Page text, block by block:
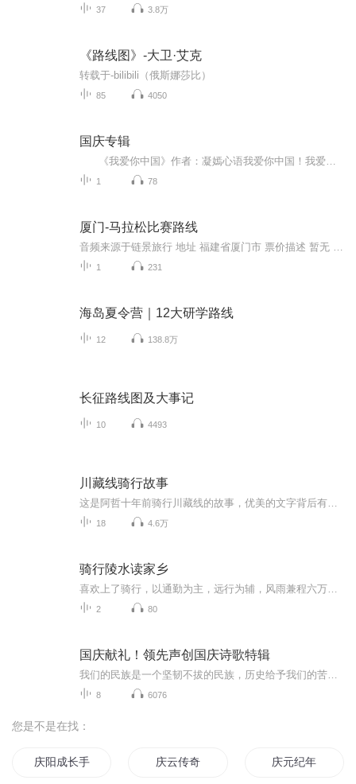
37 3.8万
《路线图》-大卫·艾克
转载于-bilibili（俄斯娜莎比）
85 4050
国庆专辑
1 78
厦门-马拉松比赛路线
1 231
海岛夏令营｜12大研学路线
12 138.8万
长征路线图及大事记
10 4493
川藏线骑行故事
18 4.6万
骑行陵水读家乡
2 80
国庆献礼！领先声创国庆诗歌特辑
8 6076
您是不是在找：
庆阳成长手札 庆云传奇 庆元纪年